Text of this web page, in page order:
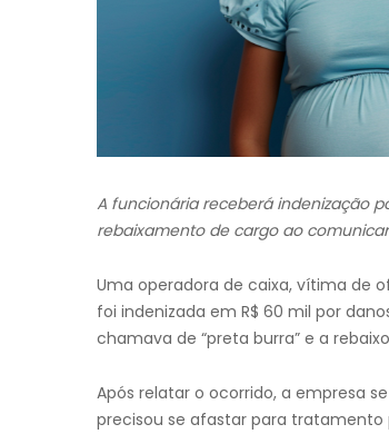
A funcionária receberá indenização
rebaixamento de cargo ao
Uma operadora de caixa, vítima de
foi indenizada em R$ 60 mil por
chamava de “preta burra” e a
Após relatar o ocorrido, a empresa
precisou se afastar para tratamento